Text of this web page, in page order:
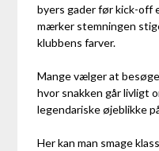
byers gader før kick-off
mærker stemningen
klubbens farver.
Mange vælger at
hvor snakken går livligt
legendariske øjeblikke
Her kan man smage